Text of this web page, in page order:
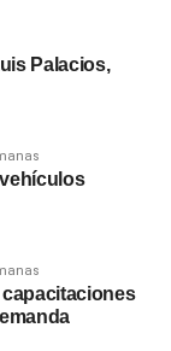
Palacios,